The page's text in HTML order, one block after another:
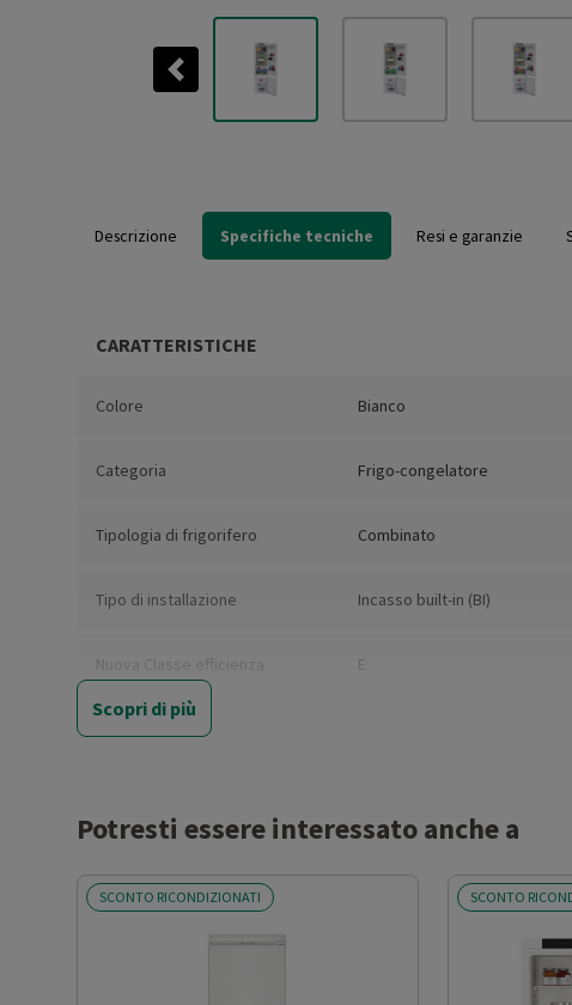
Previous
Descrizione Specifiche tecniche Resi e garanzie
CARATTERISTICHE
Colore Bianco
Categoria Frigo-congelatore
Tipologia di frigorifero Combinato
Tipo di installazione Incasso built-in (BI)
Nuova Classe efficienza
energetica
E
Classe climatica
Capacità lorda totale (l) 306
Capacità netta totale (l)
Scopri di più
Potresti essere interessato anche a
SCONTO RICONDIZIONATI SCONTO